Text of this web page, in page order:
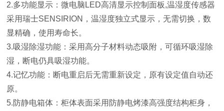
2.多功能显示：微电脑LED高清显示控制面板,温湿度传感器
采用瑞士SENSIRION，温湿度独立式显示，无需切换，数
显精确，使用寿命长。
3.吸湿除湿功能：采用高分子材料动态吸附，可循环吸湿除
湿，断电仍具吸湿功能。
4.记忆功能：断电重启后无需重新设定，原有设定值自动还
原。
5.防静电箱体：柜体表面采用防静电烤漆高强度结构柜身，